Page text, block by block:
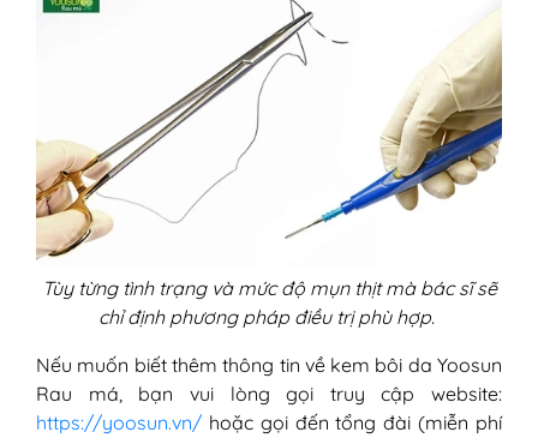
Tùy từng tình trạng và mức độ mụn thịt mà bác sĩ sẽ
chỉ định phương pháp điều trị phù hợp.
Nếu muốn biết thêm thông tin về kem bôi da Yoosun
Rau má, bạn vui lòng gọi truy cập website:
https://yoosun.vn/ hoặc gọi đến tổng đài (miễn phí